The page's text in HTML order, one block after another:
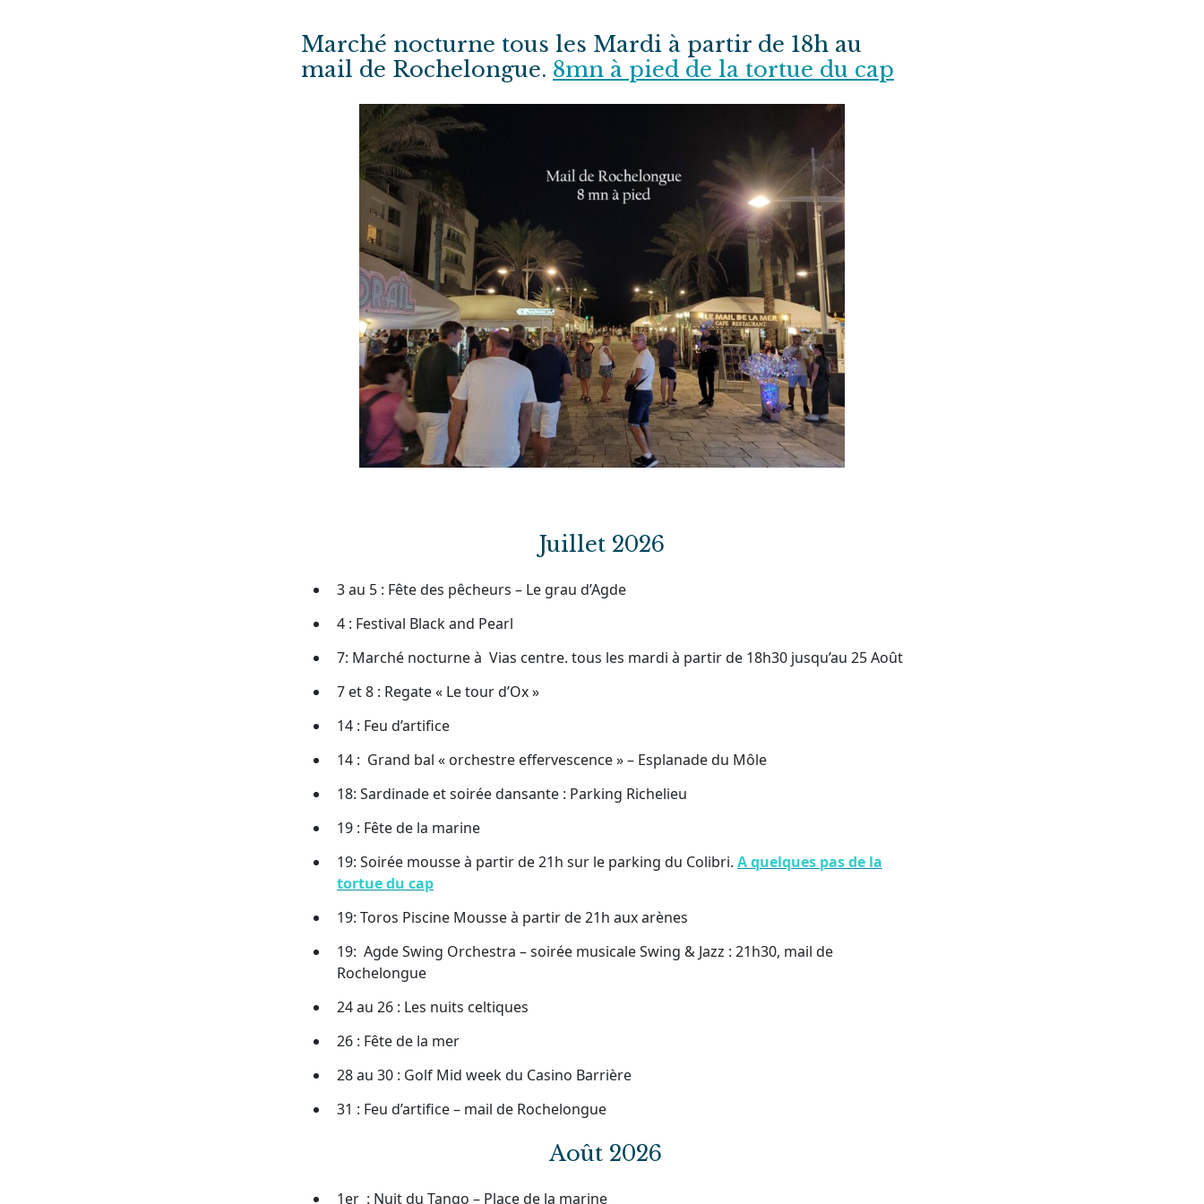
Marché nocturne tous les Mardi à partir de 18h au
mail de Rochelongue. 8mn à pied de la tortue du cap
Juillet 2026
3 au 5 : Fête des pêcheurs – Le grau d’Agde
4 : Festival Black and Pearl
7: Marché nocturne à Vias centre. tous les mardi à partir de 18h30 jusqu’au 25 Août
7 et 8 : Regate « Le tour d’Ox »
14 : Feu d’artifice
14 : Grand bal « orchestre effervescence » – Esplanade du Môle
18: Sardinade et soirée dansante : Parking Richelieu
19 : Fête de la marine
19: Soirée mousse à partir de 21h sur le parking du Colibri. A quelques pas de la
tortue du cap
19: Toros Piscine Mousse à partir de 21h aux arènes
19: Agde Swing Orchestra – soirée musicale Swing & Jazz : 21h30, mail de
Rochelongue
24 au 26 : Les nuits celtiques
26 : Fête de la mer
28 au 30 : Golf Mid week du Casino Barrière
31 : Feu d’artifice – mail de Rochelongue
Août 2026
1er : Nuit du Tango – Place de la marine